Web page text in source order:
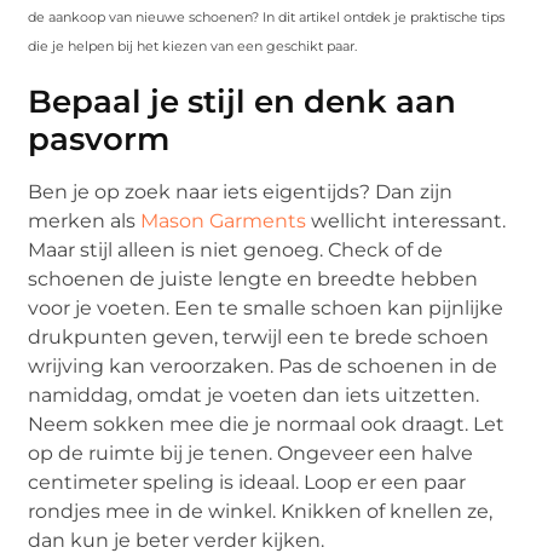
de aankoop van nieuwe schoenen? In dit artikel ontdek je praktische tips
die je helpen bij het kiezen van een geschikt paar.
Bepaal je stijl en denk aan
pasvorm
Ben je op zoek naar iets eigentijds? Dan zijn
merken als Mason Garments wellicht interessant.
Maar stijl alleen is niet genoeg. Check of de
schoenen de juiste lengte en breedte hebben
voor je voeten. Een te smalle schoen kan pijnlijke
drukpunten geven, terwijl een te brede schoen
wrijving kan veroorzaken. Pas de schoenen in de
namiddag, omdat je voeten dan iets uitzetten.
Neem sokken mee die je normaal ook draagt. Let
op de ruimte bij je tenen. Ongeveer een halve
centimeter speling is ideaal. Loop er een paar
rondjes mee in de winkel. Knikken of knellen ze,
dan kun je beter verder kijken.